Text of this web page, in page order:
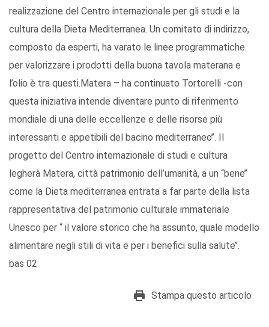
realizzazione del Centro internazionale per gli studi e la
cultura della Dieta Mediterranea. Un comitato di indirizzo,
composto da esperti, ha varato le linee programmatiche
per valorizzare i prodotti della buona tavola materana e
l’olio è tra questi.Matera – ha continuato Tortorelli -con
questa iniziativa intende diventare punto di riferimento
mondiale di una delle eccellenze e delle risorse più
interessanti e appetibili del bacino mediterraneo’’. Il
progetto del Centro internazionale di studi e cultura
legherà Matera, città patrimonio dell’umanità, a un “bene’’
come la Dieta mediterranea entrata a far parte della lista
rappresentativa del patrimonio culturale immateriale
Unesco per “ il valore storico che ha assunto, quale modello
alimentare negli stili di vita e per i benefici sulla salute’’.
bas 02
Stampa questo articolo